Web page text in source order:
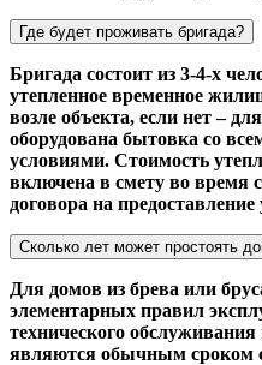
Где будет проживать бригада?
Бригада состоит из 3-4-х
утепленное временное
возле объекта, если нет –
оборудована бытовка со
условиями. Стоимость
включена в смету во время
договора на предоставление
Сколько лет может простоять
Для домов из брева или
элементарных правил
технического обслуживания
являются обычным сроком